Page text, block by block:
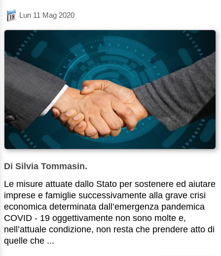
Lun 11 Mag 2020
Di Silvia Tommasin.
Le misure attuate dallo Stato per sostenere ed aiutare
imprese e famiglie successivamente alla grave crisi
economica determinata dall’emergenza pandemica
COVID - 19 oggettivamente non sono molte e,
nell’attuale condizione, non resta che prendere atto di
quelle che ...